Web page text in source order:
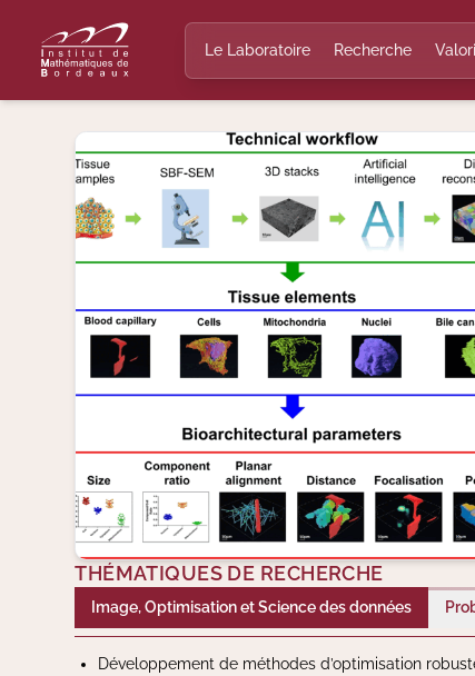
Le Laboratoire Recherche
THÉMATIQUES DE RECHERCHE
Image, Optimisation et Science des données
Développement de méthodes d’optimisation